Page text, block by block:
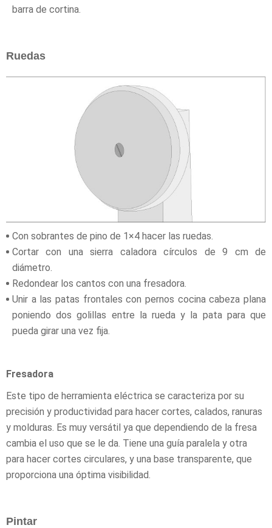
barra de cortina.
Ruedas
Con sobrantes de pino de 1×4 hacer las ruedas.
Cortar con una sierra caladora círculos de 9 cm de
diámetro.
Redondear los cantos con una fresadora.
Unir a las patas frontales con pernos cocina cabeza plana
poniendo dos golillas entre la rueda y la pata para que
pueda girar una vez fija.
Fresadora
Este tipo de herramienta eléctrica se caracteriza por su
precisión y productividad para hacer cortes, calados, ranuras
y molduras. Es muy versátil ya que dependiendo de la fresa
cambia el uso que se le da. Tiene una guía paralela y otra
para hacer cortes circulares, y una base transparente, que
proporciona una óptima visibilidad.
Pintar